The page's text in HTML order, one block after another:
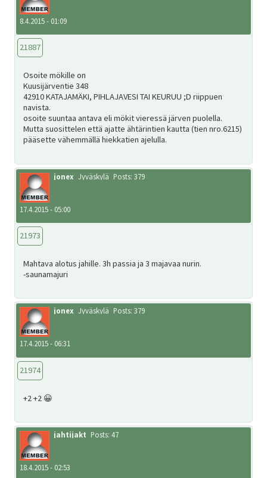
8.4.2015 - 01:09
21887
Osoite mökille on
Kuusijärventie 348
42910 KATAJAMÄKI, PIHLAJAVESI TAI KEURUU ;D riippuen
navista.
osoite suuntaa antava eli mökit vieressä järven puolella.
Mutta suosittelen että ajatte ähtärintien kautta (tien nro.6215)
pääsette vähemmällä hiekkatien ajelulla.
jonex Jyväskylä Posts: 379
17.4.2015 - 05:00
21973
Mahtava alotus jahille. 3h passia ja 3 majavaa nurin.
-saunamajuri
jonex Jyväskylä Posts: 379
17.4.2015 - 06:31
21974
+2 +2 😀
jahtijakt Posts: 47
18.4.2015 - 02:53